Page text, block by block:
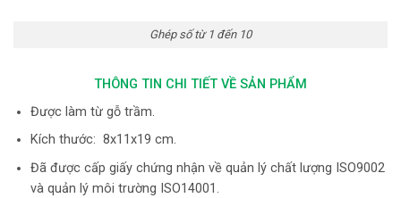
Ghép số từ 1 đến 10
THÔNG TIN CHI TIẾT VỀ SẢN PHẨM
Được làm từ gỗ trầm.
Kích thước: 8x11x19 cm.
Đã được cấp giấy chứng nhận về quản lý chất lượng ISO9002
và quản lý môi trường ISO14001.